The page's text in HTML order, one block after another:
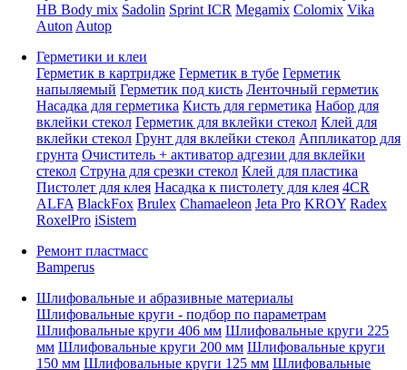
HB Body mix Sadolin Sprint ICR Megamix Colomix Vika
Auton Autop
Герметики и клеи
Герметик в картридже Герметик в тубе Герметик
напыляемый Герметик под кисть Ленточный герметик
Насадка для герметика Кисть для герметика Набор для
вклейки стекол Герметик для вклейки стекол Клей для
вклейки стекол Грунт для вклейки стекол Аппликатор для
грунта Очиститель + активатор адгезии для вклейки
стекол Струна для срезки стекол Клей для пластика
Пистолет для клея Насадка к пистолету для клея 4CR
ALFA BlackFox Brulex Chamaeleon Jeta Pro KROY Radex
RoxelPro iSistem
Ремонт пластмасс
Bamperus
Шлифовальные и абразивные материалы
Шлифовальные круги - подбор по параметрам
Шлифовальные круги 406 мм Шлифовальные круги 225
мм Шлифовальные круги 200 мм Шлифовальные круги
150 мм Шлифовальные круги 125 мм Шлифовальные